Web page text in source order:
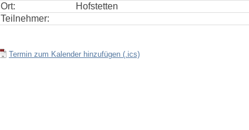
Ort:
Hofstetten
Teilnehmer:
Termin zum Kalender hinzufügen (.ics)